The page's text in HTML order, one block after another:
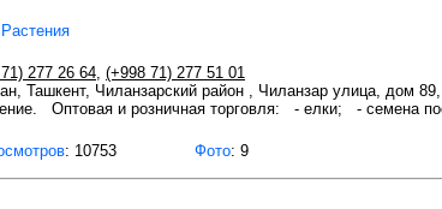
277 26 64, (+998 71) 277 51 01
Ташкент, Чиланзарский район , Чиланзар улица, дом
Оптовая и розничная торговля: - елки; - семена
: 10753 Фото: 9